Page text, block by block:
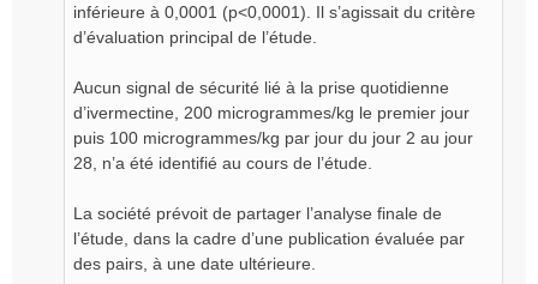
inférieure à 0,0001 (p<0,0001). Il s’agissait du critère
d’évaluation principal de l’étude.
Aucun signal de sécurité lié à la prise quotidienne
d’ivermectine, 200 microgrammes/kg le premier jour
puis 100 microgrammes/kg par jour du jour 2 au jour
28, n’a été identifié au cours de l’étude.
La société prévoit de partager l’analyse finale de
l’étude, dans la cadre d’une publication évaluée par
des pairs, à une date ultérieure.